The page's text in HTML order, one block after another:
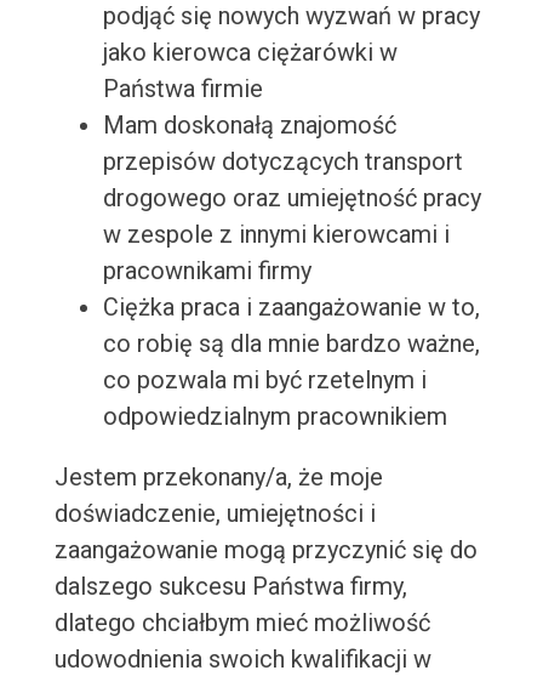
podjąć się nowych wyzwań w pracy
jako kierowca ciężarówki w
Państwa firmie
Mam doskonałą znajomość
przepisów dotyczących transport
drogowego oraz umiejętność pracy
w zespole z innymi kierowcami i
pracownikami firmy
Ciężka praca i zaangażowanie w to,
co robię są dla mnie bardzo ważne,
co pozwala mi być rzetelnym i
odpowiedzialnym pracownikiem
Jestem przekonany/a, że moje
doświadczenie, umiejętności i
zaangażowanie mogą przyczynić się do
dalszego sukcesu Państwa firmy,
dlatego chciałbym mieć możliwość
udowodnienia swoich kwalifikacji w